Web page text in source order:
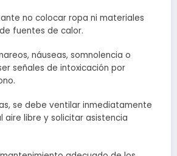
no colocar ropa ni materiales
fuentes de calor.
náuseas, somnolencia o
señales de intoxicación por
se debe ventilar inmediatamente
aire libre y solicitar asistencia